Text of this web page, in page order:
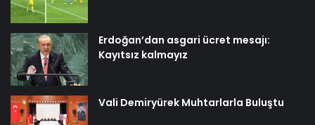
Erdoğan’dan asgari ücret mesajı:
Kayıtsız kalmayız
Vali Demiryürek Muhtarlarla Buluştu